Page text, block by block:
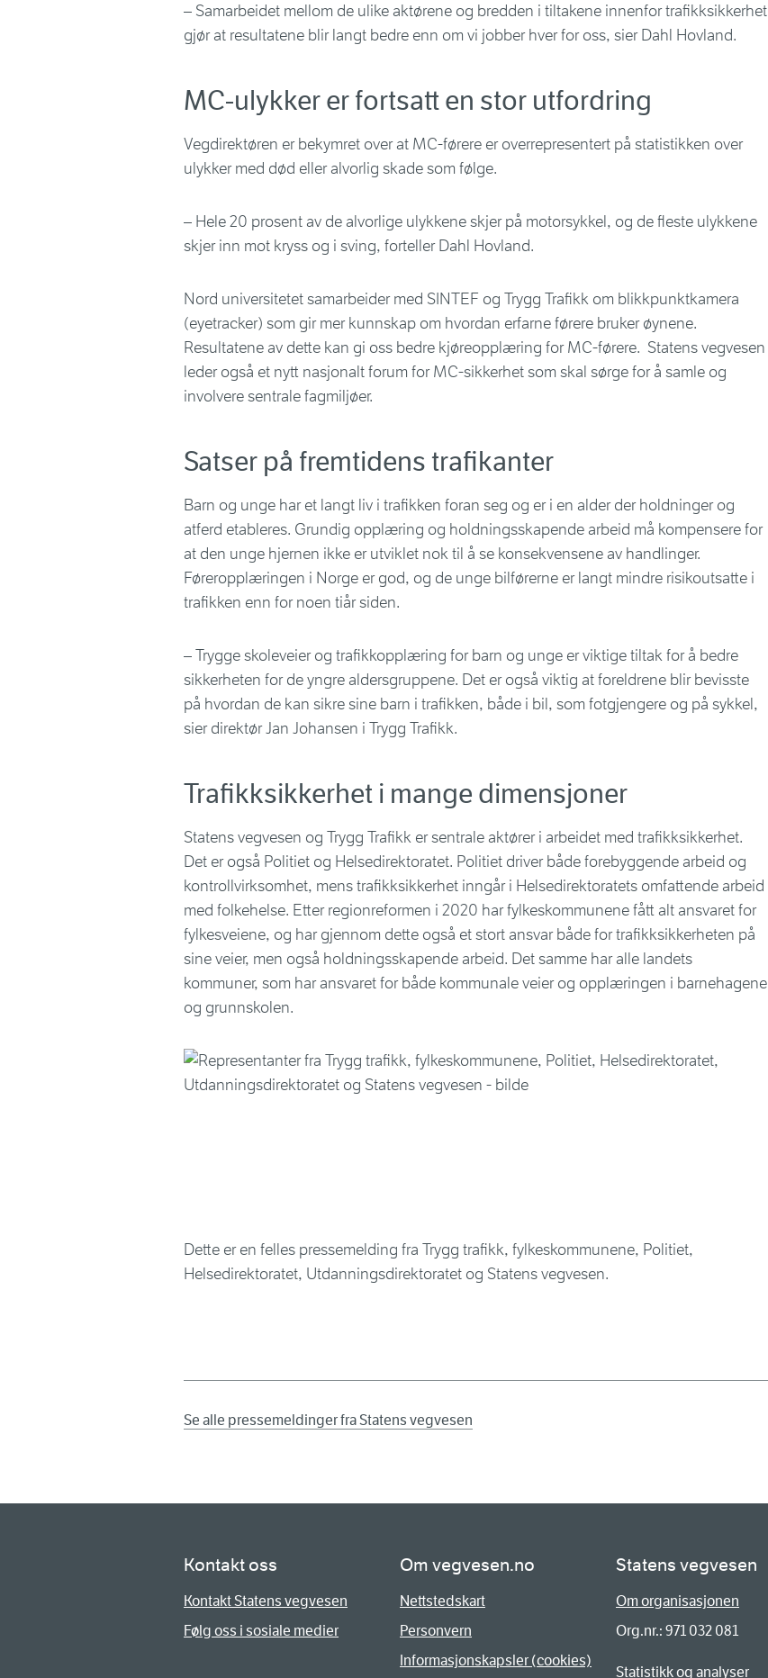
– Samarbeidet mellom de ulike aktørene og bredden i tiltakene innenfor trafikksikkerhet
gjør at resultatene blir langt bedre enn om vi jobber hver for oss, sier Dahl Hovland.
MC-ulykker er fortsatt en stor utfordring
Vegdirektøren er bekymret over at MC-førere er overrepresentert på statistikken over
ulykker med død eller alvorlig skade som følge.
– Hele 20 prosent av de alvorlige ulykkene skjer på motorsykkel, og de fleste ulykkene
skjer inn mot kryss og i sving, forteller Dahl Hovland.
Nord universitetet samarbeider med SINTEF og Trygg Trafikk om blikkpunktkamera
(eyetracker) som gir mer kunnskap om hvordan erfarne førere bruker øynene.
Resultatene av dette kan gi oss bedre kjøreopplæring for MC-førere. Statens vegvesen
leder også et nytt nasjonalt forum for MC-sikkerhet som skal sørge for å samle og
involvere sentrale fagmiljøer.
Satser på fremtidens trafikanter
Barn og unge har et langt liv i trafikken foran seg og er i en alder der holdninger og
atferd etableres. Grundig opplæring og holdningsskapende arbeid må kompensere for
at den unge hjernen ikke er utviklet nok til å se konsekvensene av handlinger.
Føreropplæringen i Norge er god, og de unge bilførerne er langt mindre risikoutsatte i
trafikken enn for noen tiår siden.
– Trygge skoleveier og trafikkopplæring for barn og unge er viktige tiltak for å bedre
sikkerheten for de yngre aldersgruppene. Det er også viktig at foreldrene blir bevisste
på hvordan de kan sikre sine barn i trafikken, både i bil, som fotgjengere og på sykkel,
sier direktør Jan Johansen i Trygg Trafikk.
Trafikksikkerhet i mange dimensjoner
Statens vegvesen og Trygg Trafikk er sentrale aktører i arbeidet med trafikksikkerhet.
Det er også Politiet og Helsedirektoratet. Politiet driver både forebyggende arbeid og
kontrollvirksomhet, mens trafikksikkerhet inngår i Helsedirektoratets omfattende arbeid
med folkehelse. Etter regionreformen i 2020 har fylkeskommunene fått alt ansvaret for
fylkesveiene, og har gjennom dette også et stort ansvar både for trafikksikkerheten på
sine veier, men også holdningsskapende arbeid. Det samme har alle landets
kommuner, som har ansvaret for både kommunale veier og opplæringen i barnehagene
og grunnskolen.
Dette er en felles pressemelding fra Trygg trafikk, fylkeskommunene, Politiet,
Helsedirektoratet, Utdanningsdirektoratet og Statens vegvesen.
Se alle pressemeldinger fra Statens vegvesen
Kontakt oss
Kontakt Statens vegvesen
Følg oss i sosiale medier
Om vegvesen.no
Nettstedskart
Personvern
Informasjonskapsler (cookies)
Statens vegvesen
Om organisasjonen
Org.nr.: 971 032 081
Statistikk og analyser